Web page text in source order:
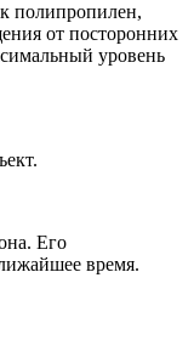
полипропилен,
от посторонних
уровень
Его
время.